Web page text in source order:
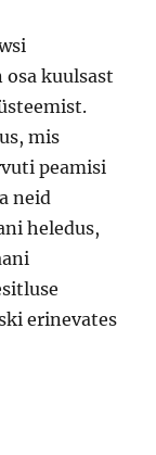
kuulsast
mis
peamisi
neid
heledus,
erinevates